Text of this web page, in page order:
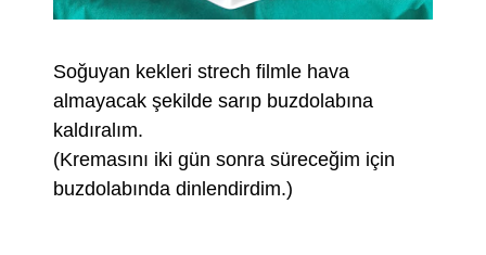
Soğuyan kekleri strech filmle hava
almayacak şekilde sarıp buzdolabına
kaldıralım.
(Kremasını iki gün sonra süreceğim için
buzdolabında dinlendirdim.)